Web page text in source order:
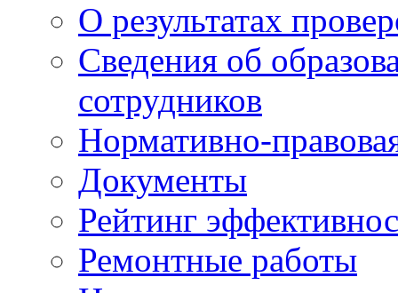
О результатах
Сведения об
сотрудников
Нормативно-
Документы
Рейтинг
Ремонтные работы